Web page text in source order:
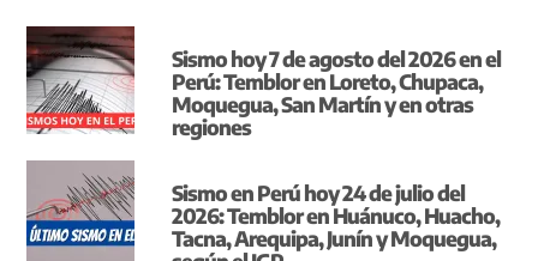
Sismo hoy 7 de agosto del 2026 en el
Perú: Temblor en Loreto, Chupaca,
Moquegua, San Martín y en otras
regiones
Sismo en Perú hoy 24 de julio del
2026: Temblor en Huánuco, Huacho,
Tacna, Arequipa, Junín y Moquegua,